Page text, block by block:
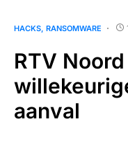
HACKS RANSOMWARE
RTV
aanval